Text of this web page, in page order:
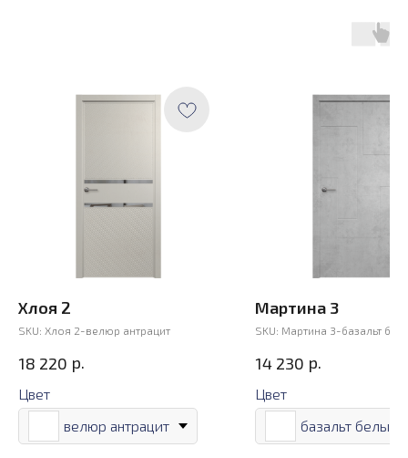
Хлоя 2
SKU: Хлоя 2-велюр антрацит
18 220 р.
Цвет
велюр антрацит
Мартина 3
SKU: Мартина 3-базальт
14 230 р.
Цвет
базальт белый